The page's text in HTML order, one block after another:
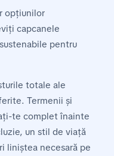
opțiunilor
capcanele
pentru
totale ale
Termenii și
te complet înainte
un stil de viață
liniștea necesară pe